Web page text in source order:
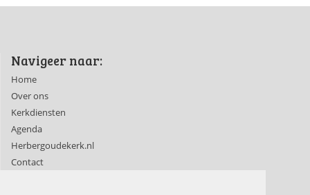
Navigeer naar:
Home
Over ons
Kerkdiensten
Agenda
Herbergoudekerk.nl
Contact